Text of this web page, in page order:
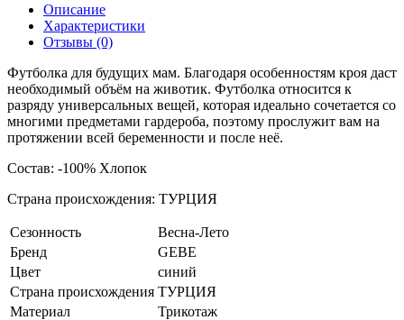
Описание
Характеристики
Отзывы (0)
Футболка для будущих мам. Благодаря особенностям кроя даст
необходимый объём на животик. Футболка относится к
разряду универсальных вещей, которая идеально сочетается со
многими предметами гардероба, поэтому прослужит вам на
протяжении всей беременности и после неё.
Состав: -100% Хлопок
Страна происхождения: ТУРЦИЯ
Сезонность
Весна-Лето
Бренд
GEBE
Цвет
синий
Страна происхождения ТУРЦИЯ
Материал
Трикотаж